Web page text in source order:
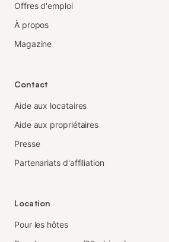
Offres d'emploi
À propos
Magazine
Contact
Aide aux locataires
Aide aux propriétaires
Presse
Partenariats d'affiliation
Location
Pour les hôtes